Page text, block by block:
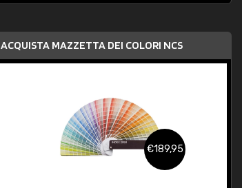
ACQUISTA MAZZETTA DEI COLORI NCS
€189,95